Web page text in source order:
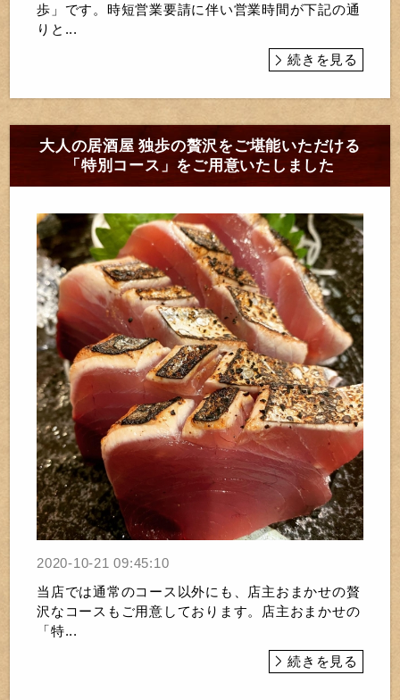
歩」です。時短営業要請に伴い営業時間が下記の通
りと...
続きを見る
大人の居酒屋 独歩の贅沢をご堪能いただける
「特別コース」をご用意いたしました
2020-10-21 09:45:10
当店では通常のコース以外にも、店主おまかせの贅
沢なコースもご用意しております。店主おまかせの
「特...
続きを見る